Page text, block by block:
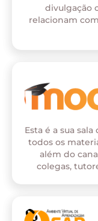
divulgação
relacionam
Esta é a sua
todos os
além do
colegas,